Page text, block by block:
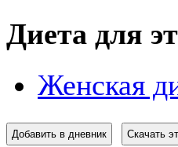
Диета для
Женская
Добавить в дневник Скачать